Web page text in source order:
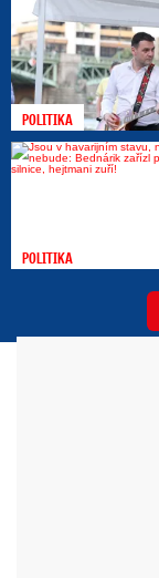
POLITIKA
POLITIKA